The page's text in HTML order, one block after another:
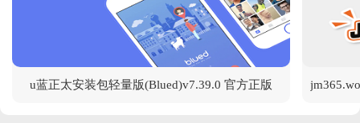
u蓝正太安装包轻量版(Blued)v7.39.0 官方正版